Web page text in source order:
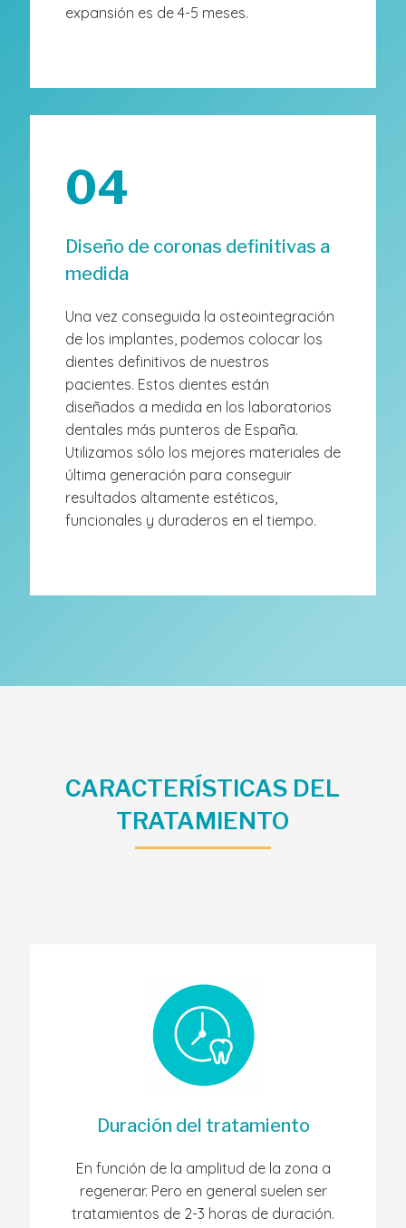
expansión es de 4-5 meses.
04
Diseño de coronas definitivas a
medida
Una vez conseguida la osteointegración
de los implantes, podemos colocar los
dientes definitivos de nuestros
pacientes. Estos dientes están
diseñados a medida en los laboratorios
dentales más punteros de España.
Utilizamos sólo los mejores materiales de
última generación para conseguir
resultados altamente estéticos,
funcionales y duraderos en el tiempo.
CARACTERÍSTICAS DEL
TRATAMIENTO
Duración del tratamiento
En función de la amplitud de la zona a
regenerar. Pero en general suelen ser
tratamientos de 2-3 horas de duración.